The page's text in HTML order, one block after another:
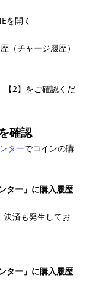
を開く
（チャージ履歴）
【2】をご確認くだ
確認
ターでコインの購
ター」に購入履歴
決済も発生してお
ター」に購入履歴